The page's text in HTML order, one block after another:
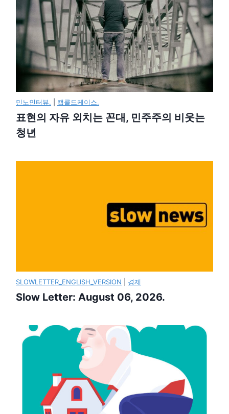
민노인터뷰. 캡콜드케이스.
표현의 자유 외치는 꼰대, 민주주의 비웃는
청년
SLOWLETTER_ENGLISH_VERSION 경제
Slow Letter: August 06, 2026.